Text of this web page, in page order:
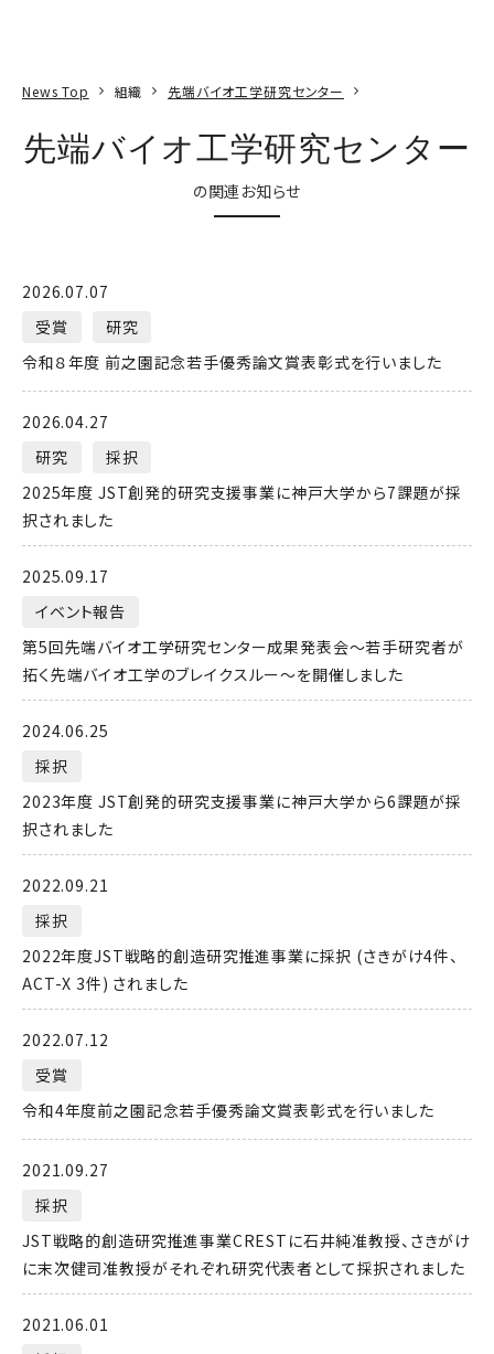
News Top 組織 先端バイオ工学研究センター
先端バイオ工学研究センター
の関連お知らせ
2026.07.07
受賞
研究
令和８年度 前之園記念若手優秀論文賞表彰式を行いました
2026.04.27
研究
採択
2025年度 JST創発的研究支援事業に神戸大学から7課題が採
択されました
2025.09.17
イベント報告
第5回先端バイオ工学研究センター成果発表会～若手研究者が
拓く先端バイオ工学のブレイクスルー～を開催しました
2024.06.25
採択
2023年度 JST創発的研究支援事業に神戸大学から6課題が採
択されました
2022.09.21
採択
2022年度JST戦略的創造研究推進事業に採択 (さきがけ4件、
ACT-X 3件) されました
2022.07.12
受賞
令和4年度前之園記念若手優秀論文賞表彰式を行いました
2021.09.27
採択
JST戦略的創造研究推進事業CRESTに石井純准教授、さきがけ
に末次健司准教授がそれぞれ研究代表者として採択されました
2021.06.01